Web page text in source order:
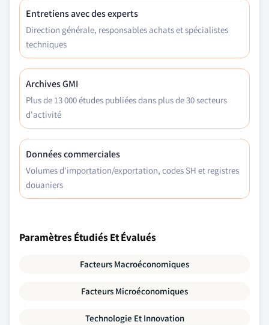
Entretiens avec des experts
Direction générale, responsables achats et spécialistes
techniques
Archives GMI
Plus de 13 000 études publiées dans plus de 30 secteurs
d'activité
Données commerciales
Volumes d'importation/exportation, codes SH et registres
douaniers
Paramètres Étudiés Et Évalués
Facteurs Macroéconomiques
Facteurs Microéconomiques
Technologie Et Innovation